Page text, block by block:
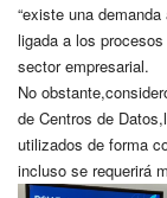
“existe una
ligada a los
sector empresarial.
No
de Centros de
utilizados de forma
incluso se requerirá